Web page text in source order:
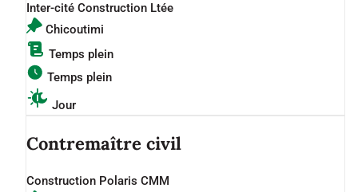
Inter-cité Construction Ltée
Chicoutimi
Temps plein
Temps plein
Jour
Contremaître civil
Construction Polaris CMM